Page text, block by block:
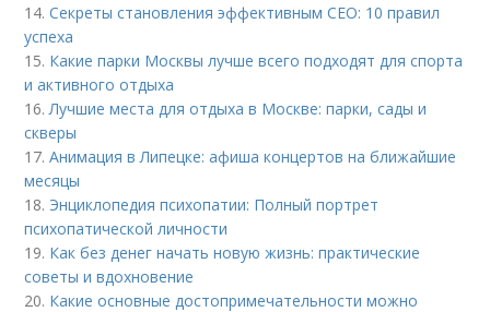
14.Секреты становления эффективным CEO: 10 правил
успеха
15. Какие парки Москвы лучше всего подходят для спорта
и активного отдыха
16. Лучшие места для отдыха в Москве: парки, сады и
скверы
17.Анимация в Липецке: афиша концертов на ближайшие
месяцы
18. Энциклопедия психопатии: Полный портрет
психопатической личности
19. Как без денег начать новую жизнь: практические
советы и вдохновение
20. Какие основные достопримечательности можно